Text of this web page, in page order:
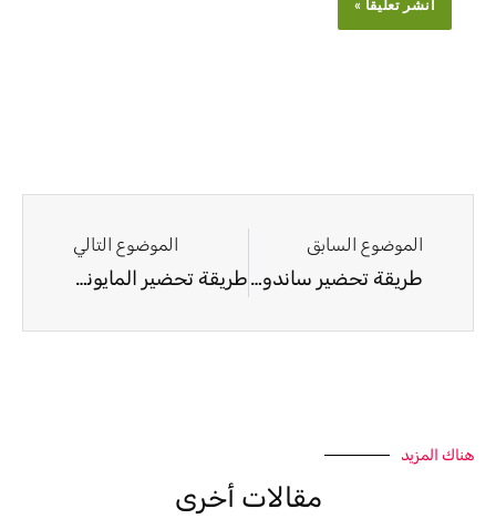
الموضوع السابق
طريقة تحضير ساندويش الشاورما النباتية من التوفو
الموضوع التالي
طريقة تحضير المايونيز النباتي من مية الحمص
هناك المزيد
مقالات أخرى